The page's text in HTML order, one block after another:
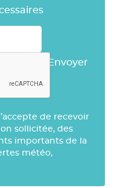
Envoyer
de recevoir
sollicitée, des
importants de la
météo,